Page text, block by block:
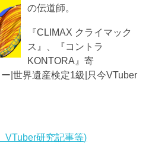
の伝道師。
『CLIMAX クライマック
ス』、『コントラ
KONTORA』寄
|世界遺産検定1級|只今VTuber
VTuber研究記事等)